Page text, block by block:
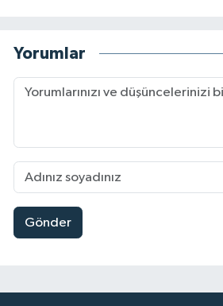
Yorumlar
Gönder